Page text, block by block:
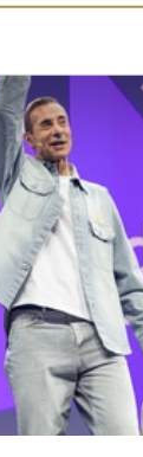
auf einige
wie Ihre
legen Sie Ihre
fest.
um Inhalte
für soziale
auf unsere
geben wir
an
und Analysen